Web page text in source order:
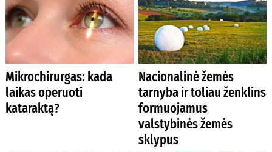
Mikrochirurgas: kada
laikas operuoti
kataraktą?
Nacionalinė žemės
tarnyba ir toliau ženklins
formuojamus
valstybinės žemės
sklypus